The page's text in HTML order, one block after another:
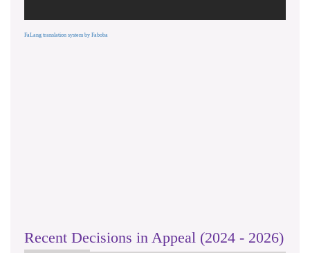
FaLang translation system by Faboba
Recent Decisions in Appeal (2024 - 2026)